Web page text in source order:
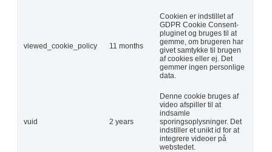
viewed_cookie_policy 11 months
Cookien er indstillet af
GDPR Cookie Consent-
pluginet og bruges til at
gemme, om brugeren har
givet samtykke til brugen
af cookies eller ej. Det
gemmer ingen personlige
data.
vuid 2 years
Denne cookie bruges af
video afspiller til at
indsamle
sporingsoplysninger. Det
indstiller et unikt id for at
integrere videoer på
webstedet.